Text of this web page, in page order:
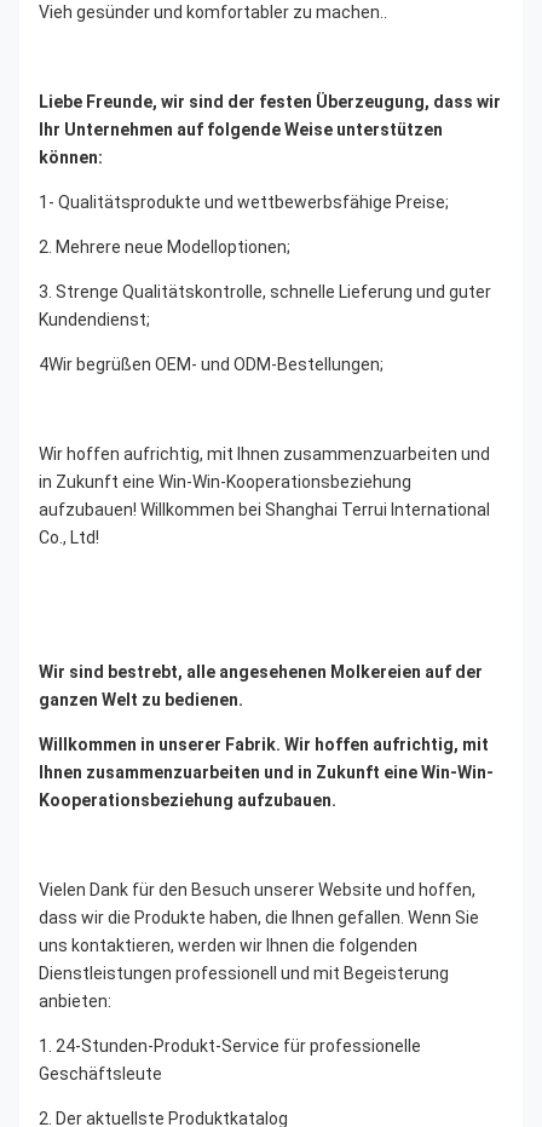
Vieh gesünder und komfortabler zu machen..
Liebe Freunde, wir sind der festen Überzeugung, dass wir
Ihr Unternehmen auf folgende Weise unterstützen
können:
1- Qualitätsprodukte und wettbewerbsfähige Preise;
2. Mehrere neue Modelloptionen;
3. Strenge Qualitätskontrolle, schnelle Lieferung und guter
Kundendienst;
4Wir begrüßen OEM- und ODM-Bestellungen;
Wir hoffen aufrichtig, mit Ihnen zusammenzuarbeiten und
in Zukunft eine Win-Win-Kooperationsbeziehung
aufzubauen! Willkommen bei Shanghai Terrui International
Co., Ltd!
Wir sind bestrebt, alle angesehenen Molkereien auf der
ganzen Welt zu bedienen.
Willkommen in unserer Fabrik. Wir hoffen aufrichtig, mit
Ihnen zusammenzuarbeiten und in Zukunft eine Win-Win-
Kooperationsbeziehung aufzubauen.
Vielen Dank für den Besuch unserer Website und hoffen,
dass wir die Produkte haben, die Ihnen gefallen. Wenn Sie
uns kontaktieren, werden wir Ihnen die folgenden
Dienstleistungen professionell und mit Begeisterung
anbieten:
1. 24-Stunden-Produkt-Service für professionelle
Geschäftsleute
2. Der aktuellste Produktkatalog